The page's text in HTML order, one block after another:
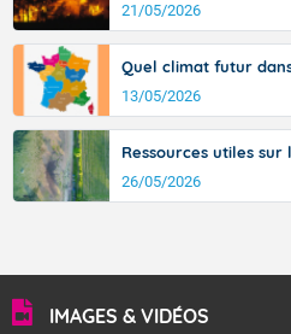
21/05/2026
Quel climat futur
13/05/2026
Ressources utiles
26/05/2026
IMAGES & VIDÉOS